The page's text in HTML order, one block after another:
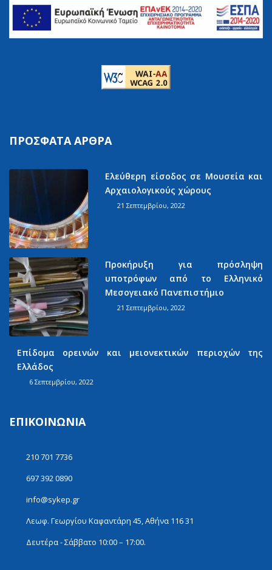
ΠΡΌΣΦΑΤΑ ΆΡΘΡΑ
Ελεύθερη είσοδος σε Μουσεία και
Αρχαιολογικούς χώρους
21 Σεπτεμβρίου, 2022
Προκήρυξη για πρόσληψη
υποτρόφων από το Ελληνικό
Μεσογειακό Πανεπιστήμιο
21 Σεπτεμβρίου, 2022
Επίδομα ορεινών και μειονεκτικών περιοχών της
Ελλάδος
6 Σεπτεμβρίου, 2022
ΕΠΙΚΟΙΝΩΝΊΑ
210 701 7736
697 392 0890
info@sykep.gr
Λεωφ. Γεωργίου Καφαντάρη 45, Αθήνα 116 31
Δευτέρα - Σάββατο 10:00 – 17:00.